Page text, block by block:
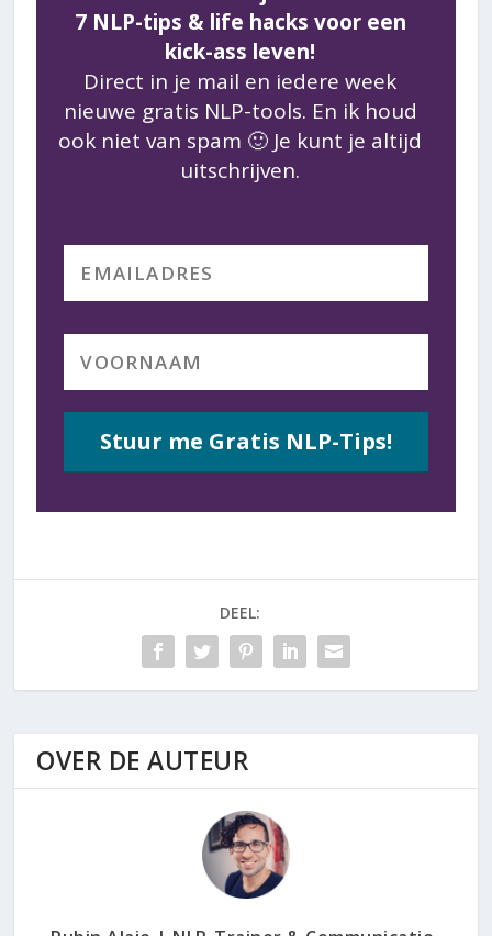
7 NLP-tips & life hacks voor een
kick-ass leven!
Direct in je mail en iedere week
nieuwe gratis NLP-tools. En ik houd
ook niet van spam 🙂 Je kunt je altijd
uitschrijven.
Stuur me Gratis NLP-Tips!
DEEL:
OVER DE AUTEUR